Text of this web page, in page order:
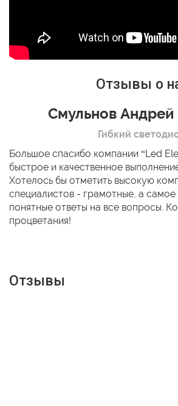
Отзывы о
Смульнов
Гибкий
Большое спасибо компании “Led
быстрое и качественное
Хотелось бы отметить высокую
специалистов - грамотные, а самое
понятные ответы на все вопросы.
процветания!
Отзывы